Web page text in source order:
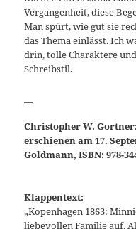
Vergangenheit, diese
Man spürt, wie gut sie
das Thema einlässt. Ich
drin, tolle Charaktere
Schreibstil.
Christopher W.
erschienen am 17.
Goldmann, ISBN: 978-
Klappentext:
„Kopenhagen 1863:
liebevollen Familie auf.